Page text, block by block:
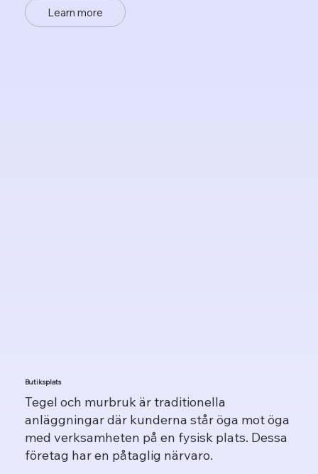
Learn more
Butiksplats
Tegel och murbruk är traditionella
anläggningar där kunderna står öga mot öga
med verksamheten på en fysisk plats. Dessa
företag har en påtaglig närvaro.